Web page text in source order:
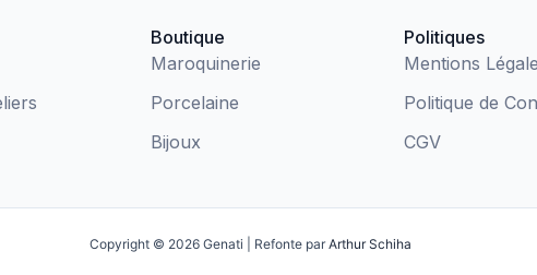
Boutique
Maroquinerie
Porcelaine
Bijoux
Politiques
Mentions
Politique de
CGV
Copyright © 2026 Genati | Refonte parArthur Schiha